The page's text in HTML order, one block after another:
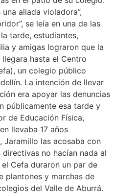
aliada violadora”,
se leía en una de las
tarde, estudiantes,
y amigas lograron que la
hasta el Centro
un colegio público
La intención de llevar
era apoyar las denuncias
públicamente esa tarde y
de Educación Física,
llevaba 17 años
Jaramillo las acosaba con
no hacían nada al
Cefa duraron un par de
plantones y marchas de
del Valle de Aburrá.